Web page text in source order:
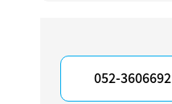
052-3606692